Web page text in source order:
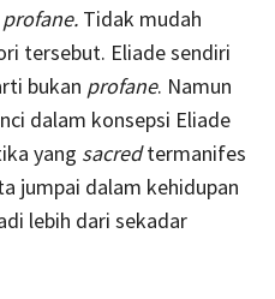
profane. Tidak mudah
tersebut. Eliade sendiri
bukan profane. Namun
dalam konsepsi Eliade
yang sacredtermanifes
jumpai dalam kehidupan
lebih dari sekadar